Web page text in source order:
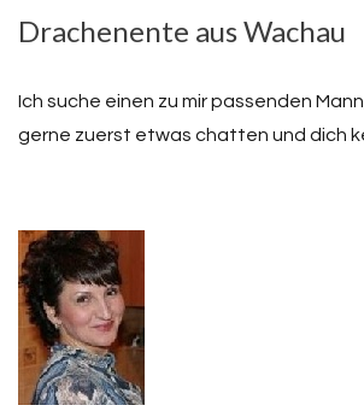
Drachenente aus Wachau
Ich suche einen zu mir passenden
gerne zuerst etwas chatten und dich